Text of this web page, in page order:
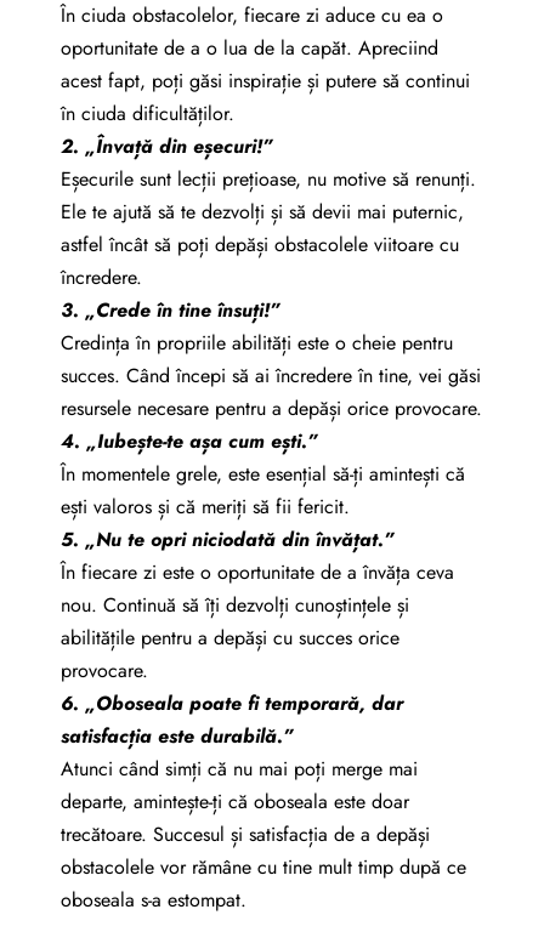
În ciuda obstacolelor, fiecare zi aduce cu ea o
oportunitate de a o lua de la capăt. Apreciind
acest fapt, poți găsi inspirație și putere să continui
în ciuda dificultăților.
2. „Învață din eșecuri!”
Eșecurile sunt lecții prețioase, nu motive să renunți.
Ele te ajută să te dezvolți și să devii mai puternic,
astfel încât să poți depăși obstacolele viitoare cu
încredere.
3. „Crede în tine însuți!”
Credința în propriile abilități este o cheie pentru
succes. Când începi să ai încredere în tine, vei găsi
resursele necesare pentru a depăși orice provocare.
4. „Iubește-te așa cum ești.”
În momentele grele, este esențial să-ți amintești că
ești valoros și că meriți să fii fericit.
5. „Nu te opri niciodată din învățat.”
În fiecare zi este o oportunitate de a învăța ceva
nou. Continuă să îți dezvolți cunoștințele și
abilitățile pentru a depăși cu succes orice
provocare.
6. „Oboseala poate fi temporară, dar
satisfacția este durabilă.”
Atunci când simți că nu mai poți merge mai
departe, amintește-ți că oboseala este doar
trecătoare. Succesul și satisfacția de a depăși
obstacolele vor rămâne cu tine mult timp după ce
oboseala s-a estompat.